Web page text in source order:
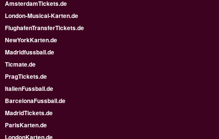
AmsterdamTickets.de
London-Musical-Karten.de
FlughafenTransferTickets.de
NewYorkKarten.de
Madridfussball.de
Ticmate.de
PragTickets.de
ItalienFussball.de
BarcelonaFussball.de
MadridTickets.de
ParisKarten.de
LondonKarten.de